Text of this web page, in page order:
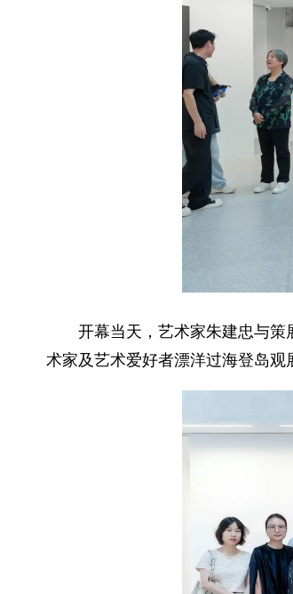
开幕当天，艺术家朱建忠与
术家及艺术爱好者漂洋过海登岛观